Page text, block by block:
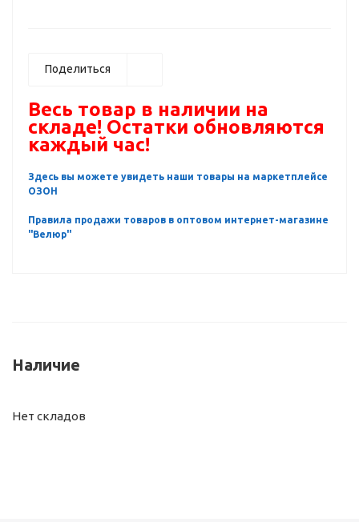
Поделиться
Весь товар в наличии на
складе! Остатки обновляются
каждый час!
Здесь вы можете увидеть наши товары на маркетплейсе
ОЗОН
Правила продажи товаров в оптовом интернет-магазине
"Велюр"
Наличие
Нет складов